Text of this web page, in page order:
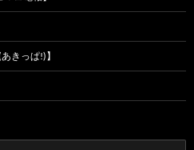
きっぱ!)】